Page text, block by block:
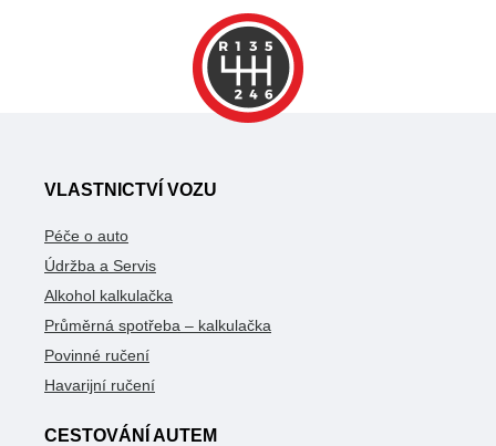
VLASTNICTVÍ VOZU
Péče o auto
Údržba a Servis
Alkohol kalkulačka
Průměrná spotřeba – kalkulačka
Povinné ručení
Havarijní ručení
CESTOVÁNÍ AUTEM